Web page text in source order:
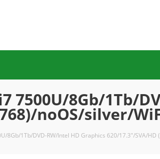
7500U/8Gb/1Tb/
noOS/silver/
8Gb/1Tb/DVD-RW/Intel HD Graphics 620/17.3"/SVA/